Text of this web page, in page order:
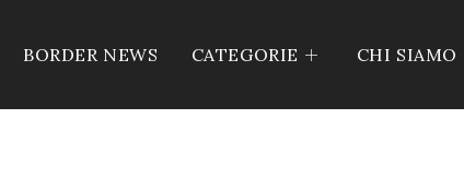
BORDER NEWS CATEGORIE CHI SIAMO